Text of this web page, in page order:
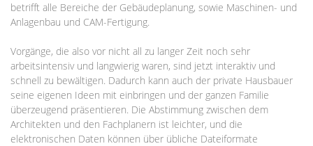
betrifft alle Bereiche der Gebäudeplanung, sowie Maschinen- und
Anlagenbau und CAM-Fertigung.
Vorgänge, die also vor nicht all zu langer Zeit noch sehr
arbeitsintensiv und langwierig waren, sind jetzt interaktiv und
schnell zu bewältigen. Dadurch kann auch der private Hausbauer
seine eigenen Ideen mit einbringen und der ganzen Familie
überzeugend präsentieren. Die Abstimmung zwischen dem
Architekten und den Fachplanern ist leichter, und die
elektronischen Daten können über übliche Dateiformate